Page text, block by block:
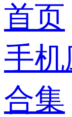
首页
手机
合集